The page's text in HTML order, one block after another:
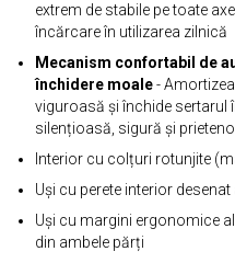
extrem de stabile pe toate
încărcare în utilizarea zilnică
Mecanism confortabil de
închidere moale-
viguroasă și închide sertarul
silențioasă, sigură și
Interior cu colțuri rotunjite
Uși cu perete interior
Uși cu margini ergonomice
din ambele părți